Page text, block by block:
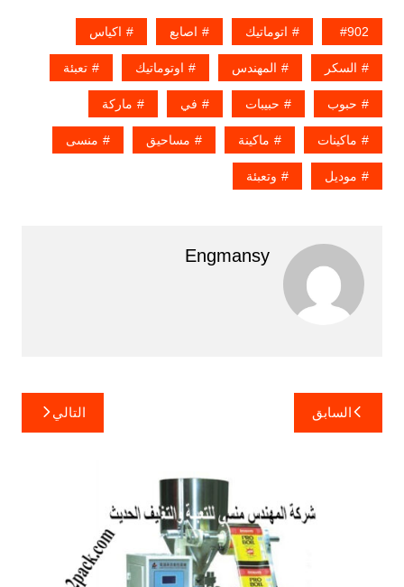
902 اتوماتيك اصابع اكياس
السكر المهندس اوتوماتيك تعبئة
حبوب حبيبات في ماركة
ماكينات ماكينة مساحيق منسى
موديل وتعبئة
Engmansy
تصفّح
المقالات
السابق التالي